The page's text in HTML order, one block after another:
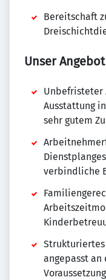
Bereitschaft
Unser Angebot
Unbefristeter
Ausstattung
sehr gutem
verbindliche
angepasst